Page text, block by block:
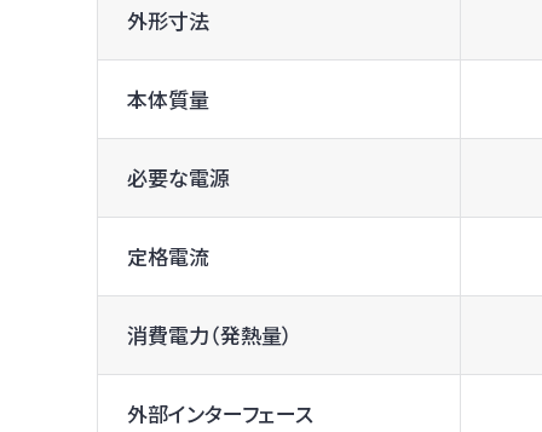
外形寸法
本体質量
必要な電源
定格電流
消費電力（発熱量）
外部インターフェース